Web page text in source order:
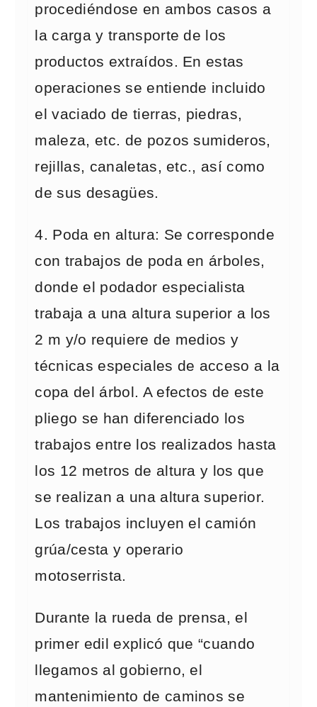
procediéndose en ambos casos a
la carga y transporte de los
productos extraídos. En estas
operaciones se entiende incluido
el vaciado de tierras, piedras,
maleza, etc. de pozos sumideros,
rejillas, canaletas, etc., así como
de sus desagües.
4. Poda en altura: Se corresponde
con trabajos de poda en árboles,
donde el podador especialista
trabaja a una altura superior a los
2 m y/o requiere de medios y
técnicas especiales de acceso a la
copa del árbol. A efectos de este
pliego se han diferenciado los
trabajos entre los realizados hasta
los 12 metros de altura y los que
se realizan a una altura superior.
Los trabajos incluyen el camión
grúa/cesta y operario
motoserrista.
Durante la rueda de prensa, el
primer edil explicó que “cuando
llegamos al gobierno, el
mantenimiento de caminos se